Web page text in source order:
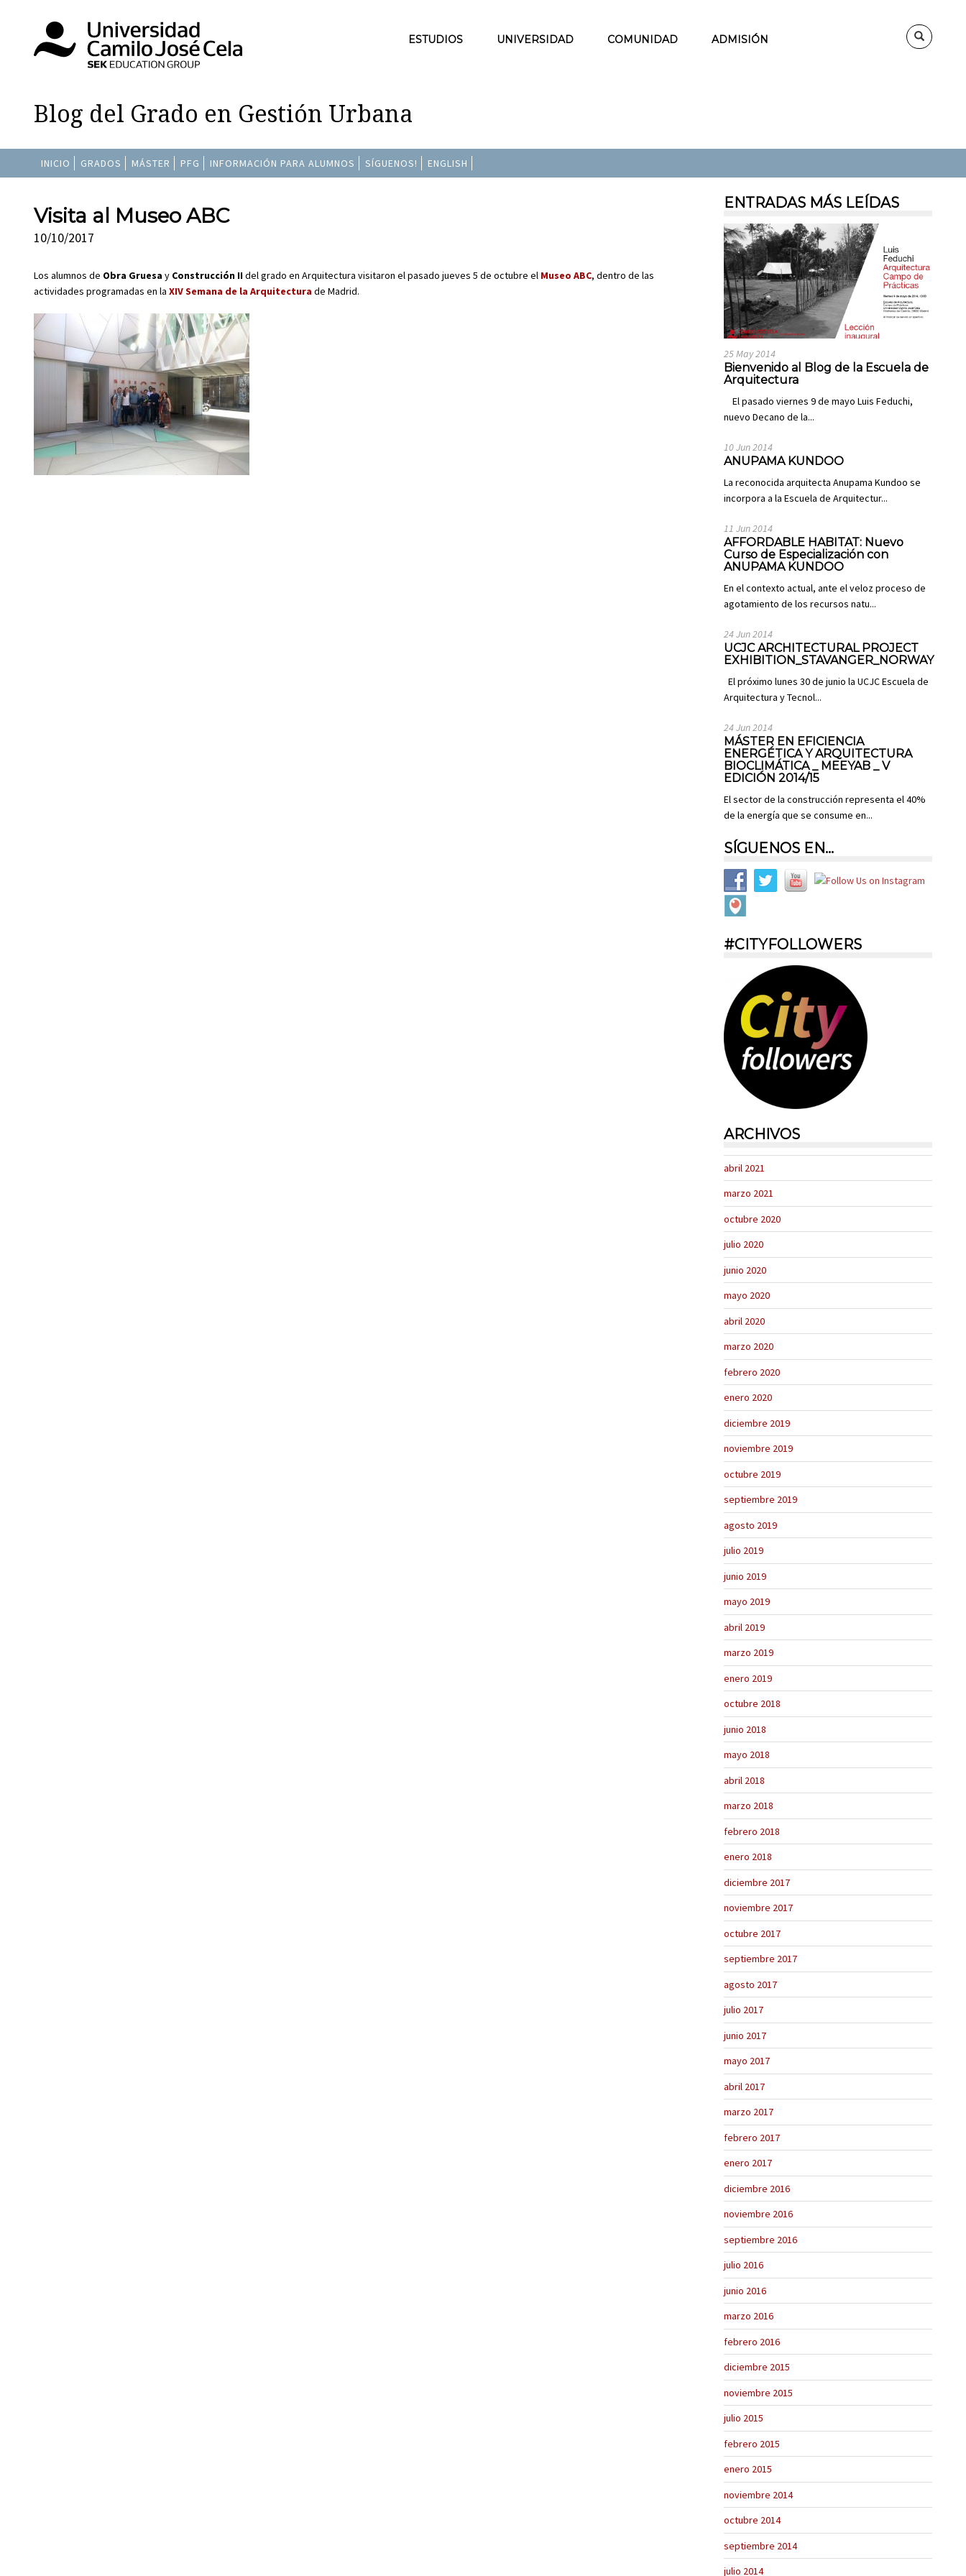
ESTUDIOS UNIVERSIDAD COMUNIDAD ADMISIÓN
Blog del Grado en Gestión Urbana
INICIO GRADOS MÁSTER PFG INFORMACIÓN PARA ALUMNOS SÍGUENOS! ENGLISH
Visita al Museo ABC
10/10/2017
Los alumnos de Obra Gruesa y Construcción IIdel grado en Arquitectura visitaron el pasado jueves 5 de octubre el Museo ABC, dentro de las
actividades programadas en la XIV Semana de la Arquitectura de Madrid.
ENTRADAS MÁS LEÍDAS
25 May 2014
Bienvenido al Blog de la Escuela de
Arquitectura
El pasado viernes 9 de mayo Luis Feduchi,
nuevo Decano de la...
10 Jun 2014
ANUPAMA KUNDOO
La reconocida arquitecta Anupama Kundoo se
incorpora a la Escuela de Arquitectur...
11 Jun 2014
AFFORDABLE HABITAT: Nuevo
Curso de Especialización con
ANUPAMA KUNDOO
En el contexto actual, ante el veloz proceso de
agotamiento de los recursos natu...
24 Jun 2014
UCJC ARCHITECTURAL PROJECT
EXHIBITION_STAVANGER_NORWAY
El próximo lunes 30 de junio la UCJC Escuela de
Arquitectura y Tecnol...
24 Jun 2014
MÁSTER EN EFICIENCIA
ENERGÉTICA Y ARQUITECTURA
BIOCLIMÁTICA _ MEEYAB _ V
EDICIÓN 2014/15
El sector de la construcción representa el 40%
de la energía que se consume en...
SÍGUENOS EN…
#CITYFOLLOWERS
ARCHIVOS
abril 2021
marzo 2021
octubre 2020
julio 2020
junio 2020
mayo 2020
abril 2020
marzo 2020
febrero 2020
enero 2020
diciembre 2019
noviembre 2019
octubre 2019
septiembre 2019
agosto 2019
julio 2019
junio 2019
mayo 2019
abril 2019
marzo 2019
enero 2019
octubre 2018
junio 2018
mayo 2018
abril 2018
marzo 2018
febrero 2018
enero 2018
diciembre 2017
noviembre 2017
octubre 2017
septiembre 2017
agosto 2017
julio 2017
junio 2017
mayo 2017
abril 2017
marzo 2017
febrero 2017
enero 2017
diciembre 2016
noviembre 2016
septiembre 2016
julio 2016
junio 2016
marzo 2016
febrero 2016
diciembre 2015
noviembre 2015
julio 2015
febrero 2015
enero 2015
noviembre 2014
octubre 2014
septiembre 2014
julio 2014